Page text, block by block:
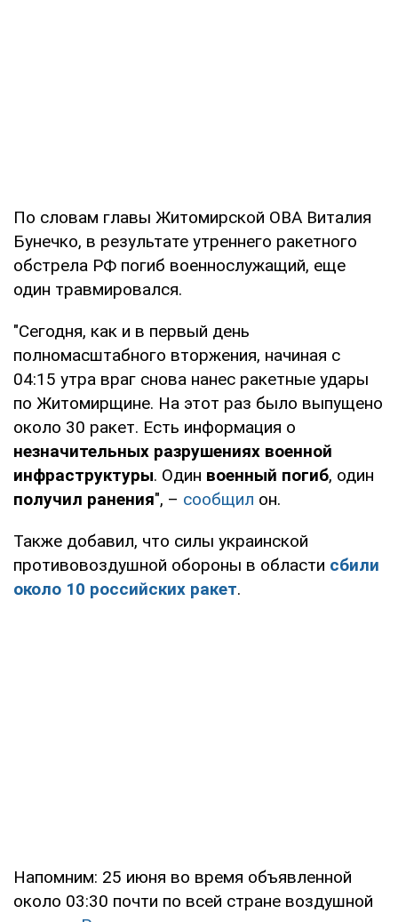
По словам главы Житомирской ОВА Виталия
Бунечко, в результате утреннего ракетного
обстрела РФ погиб военнослужащий, еще
один травмировался.
"Сегодня, как и в первый день
полномасштабного вторжения, начиная с
04:15 утра враг снова нанес ракетные удары
по Житомирщине. На этот раз было выпущено
около 30 ракет. Есть информация о
незначительных разрушениях военной
инфраструктуры. Один военный погиб, один
получил ранения", – сообщил он.
Также добавил, что силы украинской
противовоздушной обороны в области сбили
около 10 российских ракет.
Напомним: 25 июня во время объявленной
около 03:30 почти по всей стране воздушной